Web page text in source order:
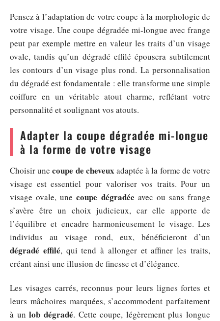
Pensez à l’adaptation de votre coupe à la morphologie de
votre visage. Une coupe dégradée mi-longue avec frange
peut par exemple mettre en valeur les traits d’un visage
ovale, tandis qu’un dégradé effilé épousera subtilement
les contours d’un visage plus rond. La personnalisation
du dégradé est fondamentale : elle transforme une simple
coiffure en un véritable atout charme, reflétant votre
personnalité et soulignant vos atouts.
Adapter la coupe dégradée mi-longue
à la forme de votre visage
Choisir unecoupe de cheveux adaptée à la forme de votre
visage est essentiel pour valoriser vos traits. Pour un
visage ovale, unecoupe dégradée avec ou sans frange
s’avère être un choix judicieux, car elle apporte de
l’équilibre et encadre harmonieusement le visage. Les
individus au visage rond, eux, bénéficieront d’un
dégradé effilé, qui tend à allonger et affiner les traits,
créant ainsi une illusion de finesse et d’élégance.
Les visages carrés, reconnus pour leurs lignes fortes et
leurs mâchoires marquées, s’accommodent parfaitement
à unlob dégradé. Cette coupe, légèrement plus longue